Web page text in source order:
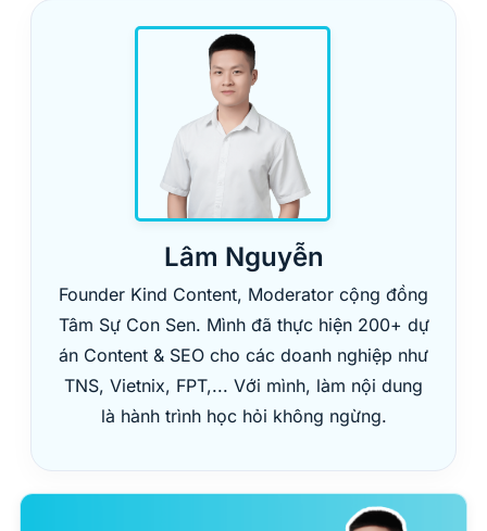
Lâm Nguyễn
Founder Kind Content, Moderator cộng đồng
Tâm Sự Con Sen. Mình đã thực hiện 200+ dự
án Content & SEO cho các doanh nghiệp như
TNS, Vietnix, FPT,... Với mình, làm nội dung
là hành trình học hỏi không ngừng.